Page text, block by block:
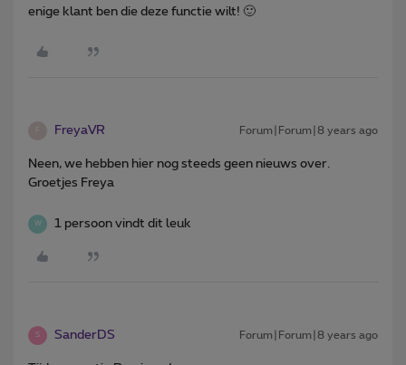
enige klant ben die deze functie wilt! 🙂
FreyaVR Forum|Forum|8 years ago
Neen, we hebben hier nog steeds geen nieuws over.
Groetjes Freya
W 1 persoon vindt dit leuk
S SanderDS Forum|Forum|8 years ago